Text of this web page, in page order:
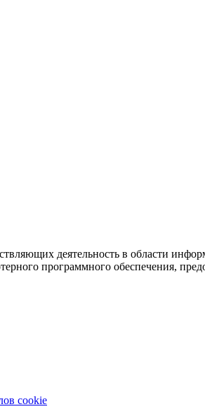
деятельность в области
программного обеспечения,
cookie